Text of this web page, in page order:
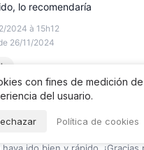
2024 à 15h12
26/11/2024
lo recomendaría
Cosmé’Chic
12/2024
comentarios. Estamos
con fines de medición
del usuario.
Política de cookies